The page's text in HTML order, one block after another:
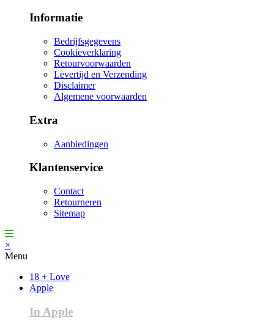
Informatie
Bedrijfsgegevens
Cookieverklaring
Retourvoorwaarden
Levertijd en Verzending
Disclaimer
Algemene voorwaarden
Extra
Aanbiedingen
Klantenservice
Contact
Retourneren
Sitemap
×
Menu
18 + Love
Apple
In Apple